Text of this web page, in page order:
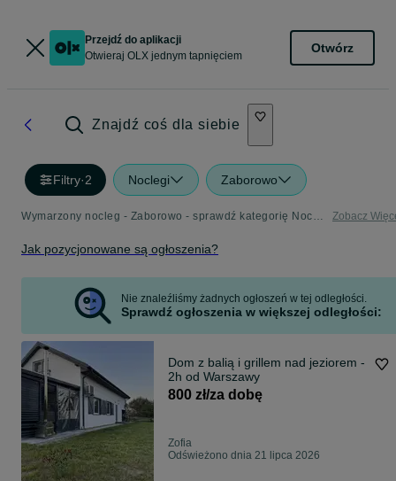
Przejdź do aplikacji
Otwieraj OLX jednym tapnięciem
Otwórz
Znajdź coś dla siebie
Filtry·2 Noclegi Zaborowo
Wymarzony nocleg - Zaborowo - sprawdź kategorię Noclegi Zobacz
Jak pozycjonowane są ogłoszenia?
Nie znaleźliśmy żadnych ogłoszeń w tej odległości.
Sprawdź ogłoszenia w większej odległości:
Dom z balią i grillem nad jeziorem -
2h od Warszawy
800 zł/za dobę
Zofia
Odświeżono dnia 21 lipca 2026